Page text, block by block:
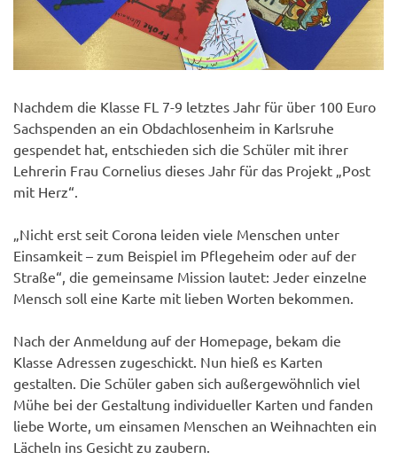
Nachdem die Klasse FL 7-9 letztes Jahr für über 100 Euro
Sachspenden an ein Obdachlosenheim in Karlsruhe
gespendet hat, entschieden sich die Schüler mit ihrer
Lehrerin Frau Cornelius dieses Jahr für das Projekt „Post
mit Herz“.
„Nicht erst seit Corona leiden viele Menschen unter
Einsamkeit – zum Beispiel im Pflegeheim oder auf der
Straße“, die gemeinsame Mission lautet: Jeder einzelne
Mensch soll eine Karte mit lieben Worten bekommen.
Nach der Anmeldung auf der Homepage, bekam die
Klasse Adressen zugeschickt. Nun hieß es Karten
gestalten. Die Schüler gaben sich außergewöhnlich viel
Mühe bei der Gestaltung individueller Karten und fanden
liebe Worte, um einsamen Menschen an Weihnachten ein
Lächeln ins Gesicht zu zaubern.